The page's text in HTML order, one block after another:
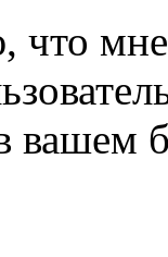
что
вашем